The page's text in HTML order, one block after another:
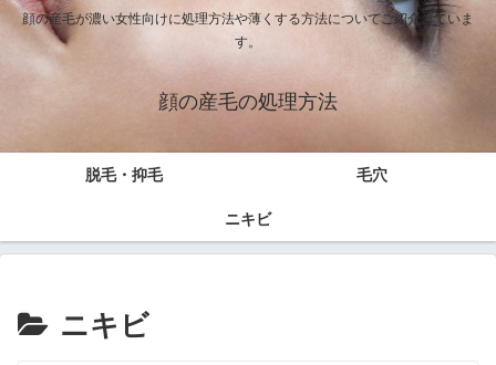
顔の産毛が濃い女性向けに処理方法や薄くする方法についてご紹介していま
す。
顔の産毛の処理方法
脱毛・抑毛 毛穴
ニキビ
ニキビ